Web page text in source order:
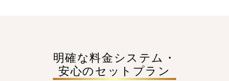
明確な料金システム・
安心のセットプラン